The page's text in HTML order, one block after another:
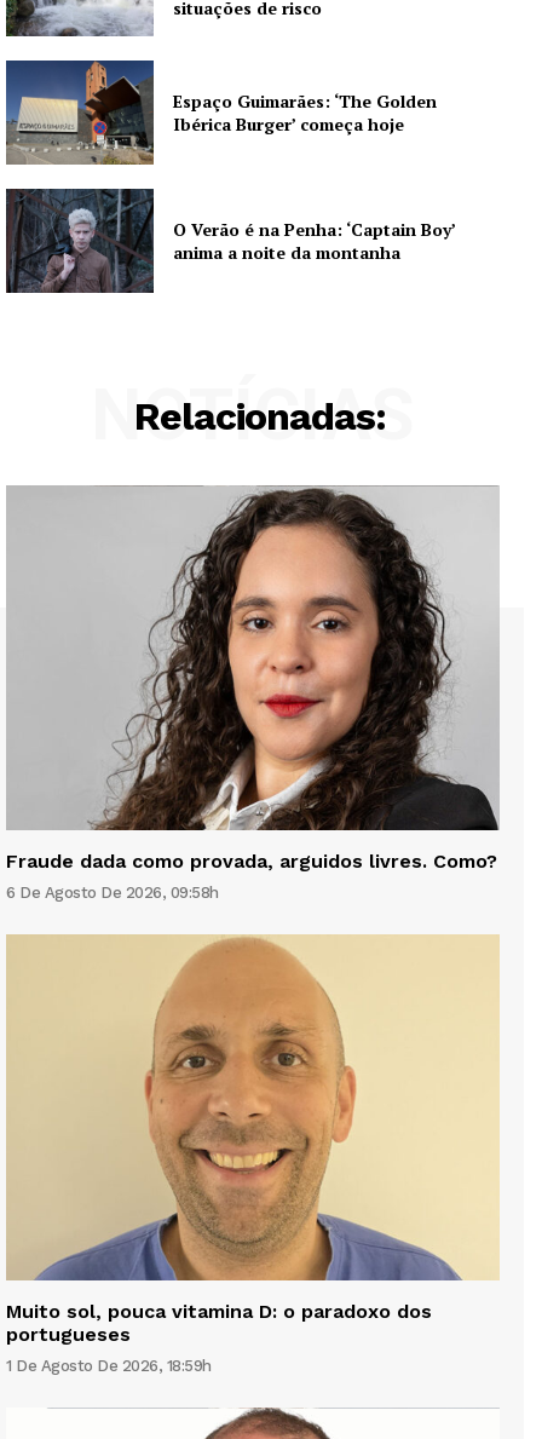
situações de risco
Espaço Guimarães: ‘The Golden
Ibérica Burger’ começa hoje
O Verão é na Penha: ‘Captain Boy’
anima a noite da montanha
Relacionadas:
NOTÍCIAS
Fraude dada como provada, arguidos livres. Como?
6 De Agosto De 2026, 09:58h
Muito sol, pouca vitamina D: o paradoxo dos
portugueses
1 De Agosto De 2026, 18:59h